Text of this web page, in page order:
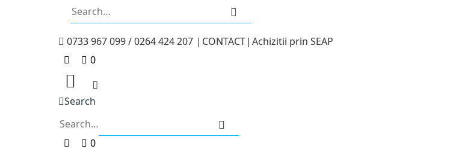
0733 967 099 / 0264 424 207 | CONTACT| Achizitii prin SEAP
0
Search
0